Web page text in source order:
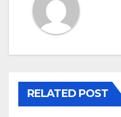
RELATED POST